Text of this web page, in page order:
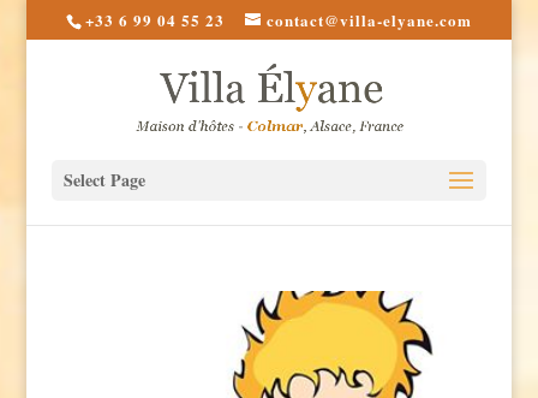
+33 6 99 04 55 23 contact@villa-elyane.com
Select Page